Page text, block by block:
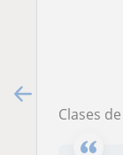
Clases de inglés para